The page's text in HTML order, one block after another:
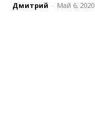
Дмитрий - Май 6, 2020